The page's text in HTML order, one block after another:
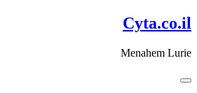
דלג
לתוכן
Cyta.co.il
Menahem Lurie